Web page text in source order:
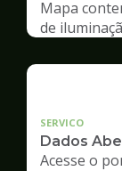
Mapa
de
SERVICO
Dados
Acesse o